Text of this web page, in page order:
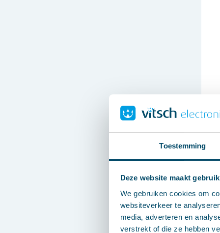
Toestemming
Deze website maakt
We gebruiken cookies om
websiteverkeer te
media, adverteren en
verstrekt of die ze hebben